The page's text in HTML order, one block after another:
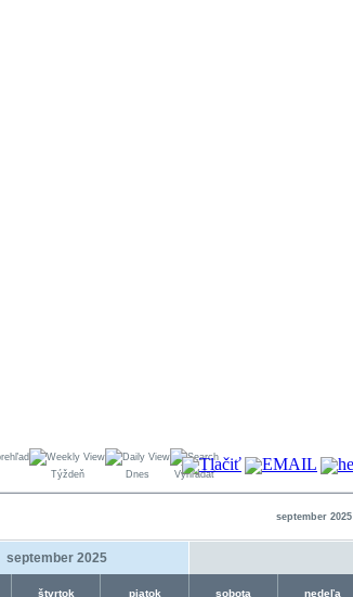
Týždeň Dnes Vyhľadať
september 2025
september 2025
štvrtok piatok sobota nedeľa